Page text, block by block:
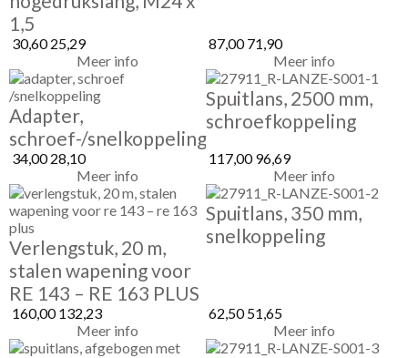
1,5
30,6025,29
Meer info
87,0071,90
Meer info
Adapter,
schroef-/snelkoppeling
34,0028,10
Meer info
Spuitlans, 2500 mm,
schroefkoppeling
117,0096,69
Meer info
Verlengstuk, 20 m,
stalen wapening voor
RE 143 – RE 163 PLUS
160,00132,23
Meer info
Spuitlans, 350 mm,
snelkoppeling
62,5051,65
Meer info